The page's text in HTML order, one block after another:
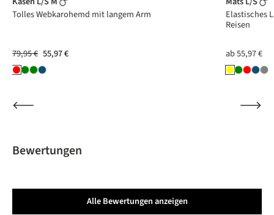
Tolles Webkarohemd mit langem Arm
79,95 € 55,97 €
Elastisches
Reisen
ab55,97 €
Bewertungen
Alle Bewertungen anzeigen